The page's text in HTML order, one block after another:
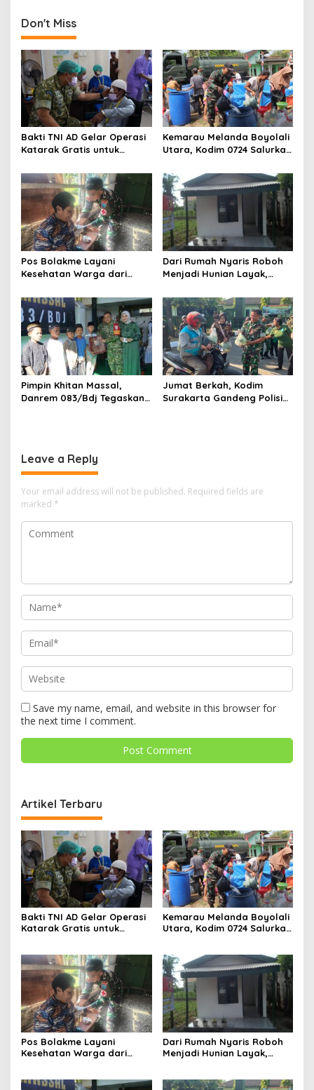
Mappi
Don't Miss
Bakti TNI AD Gelar Operasi
Katarak Gratis untuk
Kemarau Melanda Boyolali
Utara, Kodim 0724 Salurkan
Pos Bolakme Layani
Kesehatan Warga dari
Pegunungan
Dari Rumah Nyaris Roboh
Menjadi Hunian Layak,
Wujudkan Harapan Ibu Feri
Pimpin Khitan Massal,
Danrem 083/Bdj Tegaskan
Jumat Berkah, Kodim
Surakarta Gandeng Polisi
Leave a Reply
Your email address will not be published. Required fields are
marked *
Save my name, email, and website in this browser for
the next time I comment.
Artikel Terbaru
Bakti TNI AD Gelar Operasi
Katarak Gratis untuk
Kemarau Melanda Boyolali
Utara, Kodim 0724 Salurkan
Pos Bolakme Layani
Kesehatan Warga dari
Dari Rumah Nyaris Roboh
Menjadi Hunian Layak,